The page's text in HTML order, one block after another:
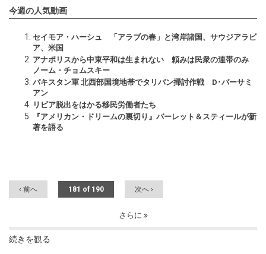
今週の人気動画
セイモア・ハーシュ 「アラブの春」と湾岸諸国、サウジアラビ
ア、米国
アナポリスから中東平和は生まれない 頼みは民衆の連帯のみ
ノーム・チョムスキー
パキスタン軍 北西部国境地帯でタリバン掃討作戦 D･バーサミ
アン
リビア脱出をはかる移民労働者たち
『アメリカン・ドリームの裏切り』バーレット＆スティールが新
著を語る
‹ 前へ 181 of 190 次へ ›
さらに
続きを観る